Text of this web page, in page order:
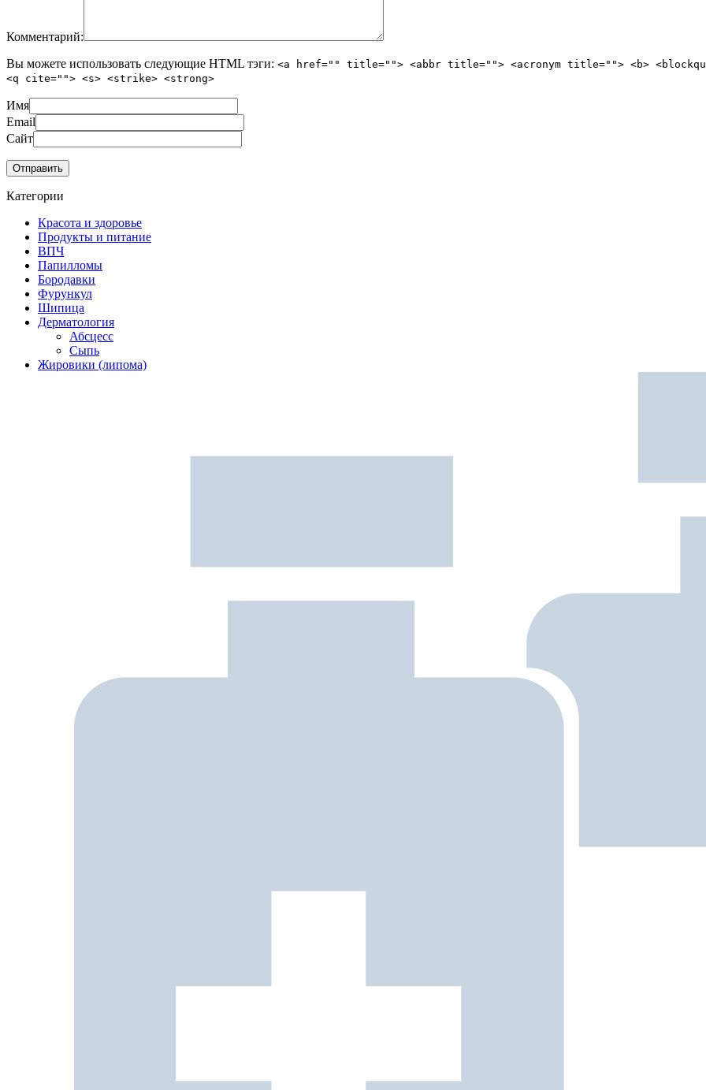
Комментарий:
Вы можете использовать следующие HTML тэги: <a href="" title=""> <abbr title=""> <acronym title=""> <b>
<q cite=""> <s> <strike> <strong>
Имя
Email
Сайт
Категории
Красота и здоровье
Продукты и питание
ВПЧ
Папилломы
Бородавки
Фурункул
Шипица
Дерматология
Абсцесс
Сыпь
Жировики (липома)